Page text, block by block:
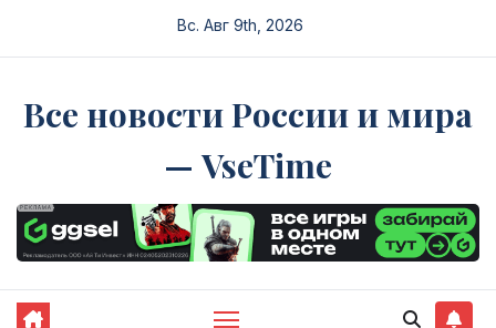
Вс. Авг 9th, 2026
Все новости России и мира
— VseTime